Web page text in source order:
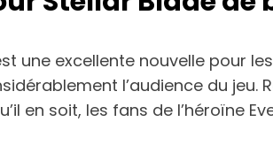
une excellente nouvelle pour
l’audience du
en soit, les fans de l’héroïne